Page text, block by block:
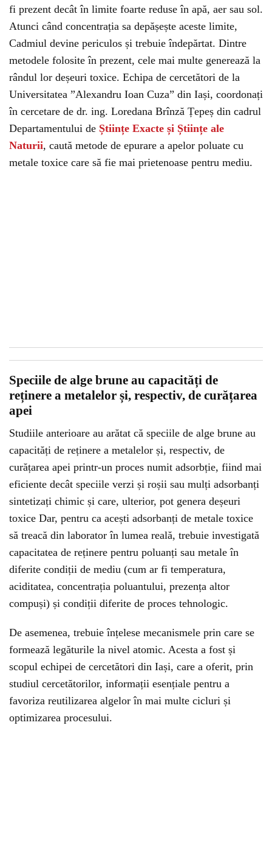
fi prezent decât în limite foarte reduse în apă, aer sau sol.
Atunci când concentrația sa depășește aceste limite,
Cadmiul devine periculos și trebuie îndepărtat. Dintre
metodele folosite în prezent, cele mai multe generează la
rândul lor deșeuri toxice. Echipa de cercetători de la
Universitatea ”Alexandru Ioan Cuza” din Iași, coordonați
în cercetare de dr. ing. Loredana Brînză Țepeș din cadrul
Departamentului de Științe Exacte și Științe ale
Naturii, caută metode de epurare a apelor poluate cu
metale toxice care să fie mai prietenoase pentru mediu.
Speciile de alge brune au capacități de
reținere a metalelor și, respectiv, de curățarea
apei
Studiile anterioare au arătat că speciile de alge brune au
capacități de reținere a metalelor și, respectiv, de
curățarea apei printr-un proces numit adsorbție, fiind mai
eficiente decât speciile verzi și roșii sau mulți adsorbanți
sintetizați chimic și care, ulterior, pot genera deșeuri
toxice Dar, pentru ca acești adsorbanți de metale toxice
să treacă din laborator în lumea reală, trebuie investigată
capacitatea de reținere pentru poluanți sau metale în
diferite condiții de mediu (cum ar fi temperatura,
aciditatea, concentrația poluantului, prezența altor
compuși) și condiții diferite de proces tehnologic.
De asemenea, trebuie înțelese mecanismele prin care se
formează legăturile la nivel atomic. Acesta a fost și
scopul echipei de cercetători din Iași, care a oferit, prin
studiul cercetătorilor, informații esențiale pentru a
favoriza reutilizarea algelor în mai multe cicluri și
optimizarea procesului.